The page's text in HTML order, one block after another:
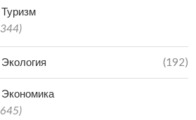
Туризм
Экология (192)
Экономика